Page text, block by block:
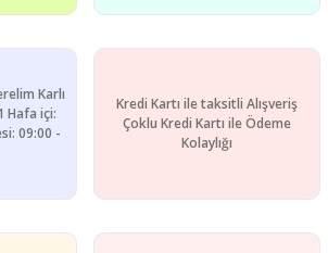
Karlı
Hafa içi:
09:00 -
Kredi Kartı ile taksitli Alışveriş
Çoklu Kredi Kartı ile Ödeme
Kolaylığı